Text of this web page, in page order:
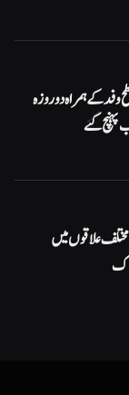
کے ہمراہ دو روزه
گئے
علاقوں میں